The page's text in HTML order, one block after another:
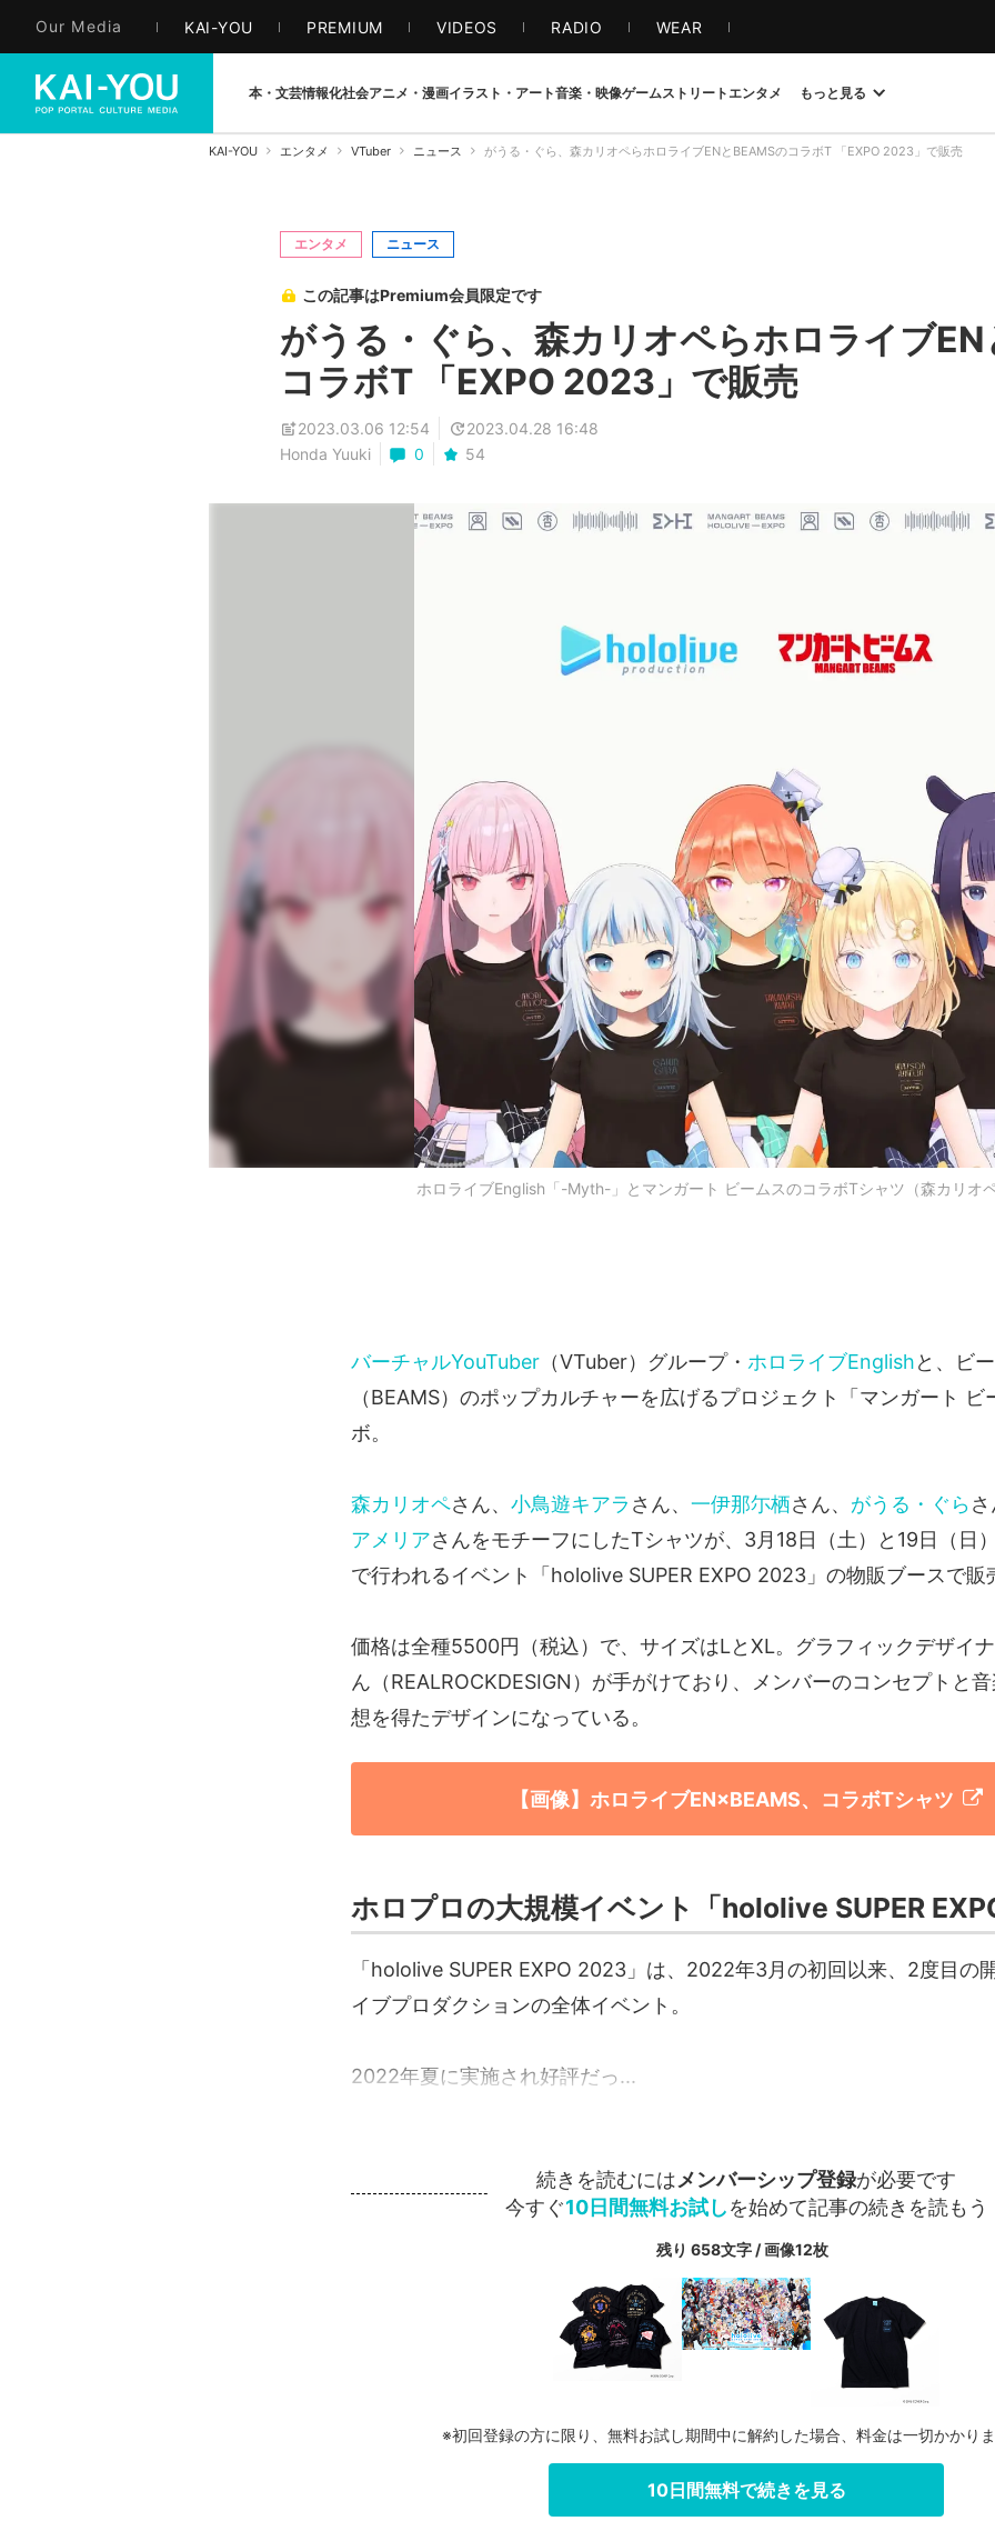
Our Media KAI-YOU PREMIUM VIDEOS RADIO WEAR
本・文芸情報化社会アニメ・漫画イラスト・アート音楽・映像ゲームストリート エンタメ もっと見る
KAI-YOU エンタメ VTuber ニュース がうる・ぐら、森カリオペらホロライブENとBEAMSのコラボT 「EXPO 2023」で販売
エンタメ ニュース
この記事はPremium会員限定です
がうる・ぐら、森カリオペらホロライブ
コラボT 「EXPO 2023」で販売
2023.03.06 12:54
2023.04.28 16:48
Honda Yuuki
0 54
ホロライブEnglish「-Myth-」とマンガート ビームスのコラボTシャツ（森カリオ
バーチャルYouTuber （VTuber）グループ・ ホロライブEnglishと、ビ
（BEAMS）のポップカルチャーを広げるプロジェクト「マンガート ビ
ボ。
森カリオペさん、 小鳥遊キアラ さん、 一伊那尓栖さん、 がうる・ぐら
アメリアさんをモチーフにしたTシャツが、3月18日（土）と19日（日
で行われるイベント「hololive SUPER EXPO 2023」の物販ブースで販
価格は全種5500円（税込）で、サイズはLとXL。グラフィックデザイ
ん（REALROCKDESIGN）が手がけており、メンバーのコンセプトと
想を得たデザインになっている。
【画像】ホロライブEN×BEAMS、コラボTシャツ
ホロプロの大規模イベント「hololive SUPER
「hololive SUPER EXPO 2023」は、2022年3月の初回以来、2度目の
イブプロダクションの全体イベント。
2022年夏に実施され好評だっ...
続きを読むにはメンバーシップ登録が必要です
今すぐ10日間無料お試しを始めて記事の続きを読もう
残り 658文字 / 画像12枚
※初回登録の方に限り、無料お試し期間中に解約した場合、料金は一切かかり
10日間無料で続きを見る